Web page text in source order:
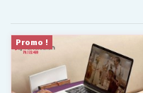
Promo !